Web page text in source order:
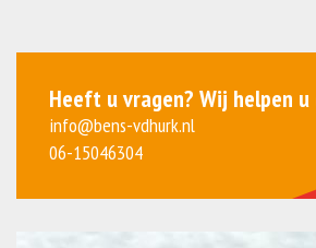
Heeft u vragen? Wij helpen u
info@bens-vdhurk.nl
06-15046304